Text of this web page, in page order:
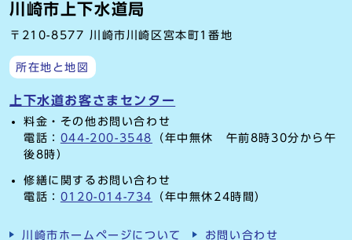
川崎市上下水道局
〒210-8577 川崎市川崎区宮本町1番地
所在地と地図
上下水道お客さまセンター
料金・その他お問い合わせ
電話： 044-200-3548
（年中無休 午前8時30分から午
後8時）
修繕に関するお問い合わせ
電話： 0120-014-734 （年中無休24時間）
川崎市ホームページについて お問い合わせ